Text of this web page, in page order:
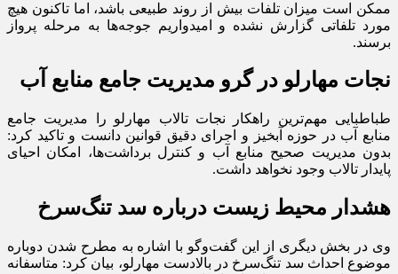
ممکن است میزان تلفات بیش از روند طبیعی باشد، اما تاکنون هیچ
مورد تلفاتی گزارش نشده و امیدواریم جوجه‌ها به مرحله پرواز
برسند.
نجات مهارلو در گرو مدیریت جامع منابع آب
طباطبایی مهم‌ترین راهکار نجات تالاب مهارلو را مدیریت جامع
منابع آب در حوزه آبخیز و اجرای دقیق قوانین دانست و تاکید کرد:
بدون مدیریت صحیح منابع آب و کنترل برداشت‌ها، امکان احیای
پایدار تالاب وجود نخواهد داشت.
هشدار محیط زیست درباره سد تنگ‌سرخ
وی در بخش دیگری از این گفت‌و‌گو با اشاره به مطرح شدن دوباره
موضوع احداث سد تنگ‌سرخ در بالادست مهارلو، بیان کرد: متاسفانه